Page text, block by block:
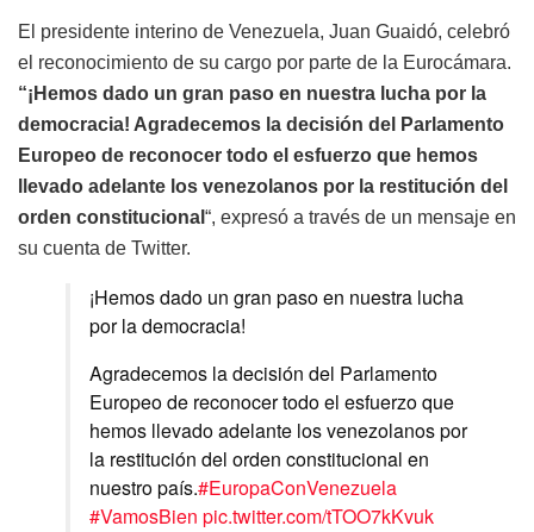
El presidente interino de Venezuela, Juan Guaidó, celebró
el reconocimiento de su cargo por parte de la Eurocámara.
“¡Hemos dado un gran paso en nuestra lucha por la
democracia! Agradecemos la decisión del Parlamento
Europeo de reconocer todo el esfuerzo que hemos
llevado adelante los venezolanos por la restitución del
orden constitucional “, expresó a través de un mensaje en
su cuenta de Twitter.
¡Hemos dado un gran paso en nuestra lucha
por la democracia!
Agradecemos la decisión del Parlamento
Europeo de reconocer todo el esfuerzo que
hemos llevado adelante los venezolanos por
la restitución del orden constitucional en
nuestro país.#EuropaConVenezuela
#VamosBien pic.twitter.com/tTOO7kKvuk